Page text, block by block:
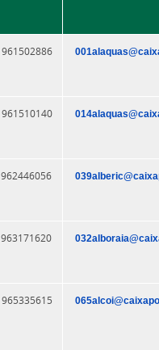
961502886
961510140
962446056
963171620
965335615